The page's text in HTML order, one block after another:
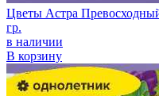
Цветы Астра
гр.
в наличии
В корзину